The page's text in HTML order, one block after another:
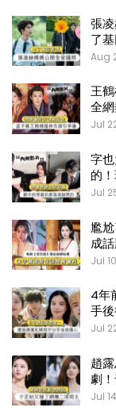
張
了
Aug
王
全
Jul
字
的
Jul
尷
成
Jul
4年
手
Jul
趙
劇
Jul